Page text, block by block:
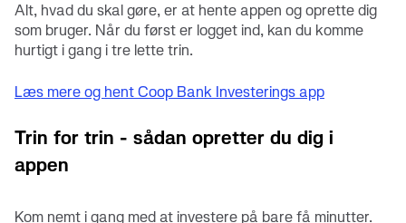
Alt, hvad du skal gøre, er at hente appen og oprette dig
som bruger. Når du først er logget ind, kan du komme
hurtigt i gang i tre lette trin.
Læs mere og hent Coop Bank Investerings app
Trin for trin - sådan opretter du dig i
appen
Kom nemt i gang med at investere på bare få minutter.